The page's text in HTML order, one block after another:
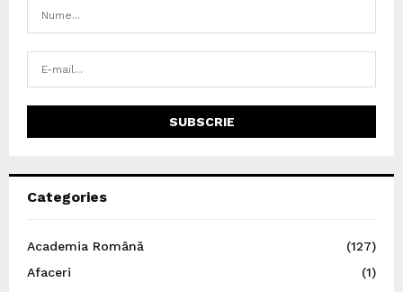
Categories
Academia Română
(127)
Afaceri
(1)